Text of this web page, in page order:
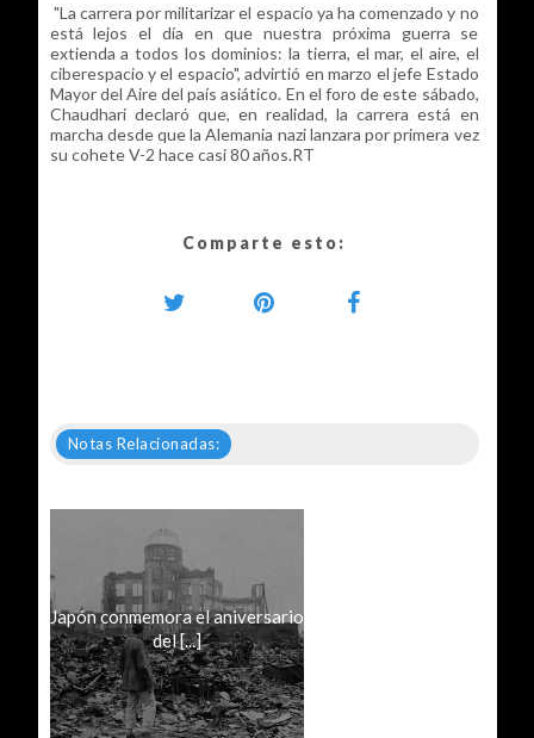
"La carrera por militarizar el espacio ya ha comenzado y no
está lejos el día en que nuestra próxima guerra se
extienda a todos los dominios: la tierra, el mar, el aire, el
ciberespacio y el espacio", advirtió en marzo el jefe Estado
Mayor del Aire del país asiático. En el foro de este sábado,
Chaudhari declaró que, en realidad, la carrera está en
marcha desde que la Alemania nazi lanzara por primera vez
su cohete V-2 hace casi 80 años.RT
Comparte esto:
Notas Relacionadas:
Japón conmemora el aniversario
del [...]